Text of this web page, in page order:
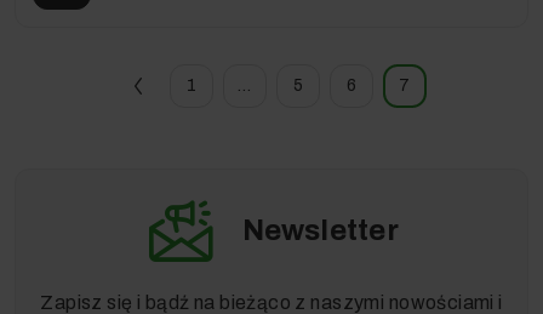
1 … 5 6 7
Newsletter
Zapisz się i bądź na bieżąco z naszymi nowościami i